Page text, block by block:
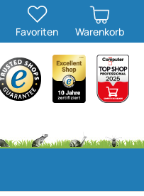
Favoriten Warenkorb